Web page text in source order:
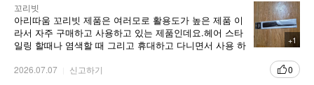
+1
꼬리빗
아리따움 꼬리빗 제품은 여러모로 활용도가 높은 제품 이
라서 자주 구매하고 사용하고 있는 제품인데요.헤어 스타
일링 할때나 염색할 때 그리고 휴대하고 다니면서 사용 하
2026.07.07 신고하기 0